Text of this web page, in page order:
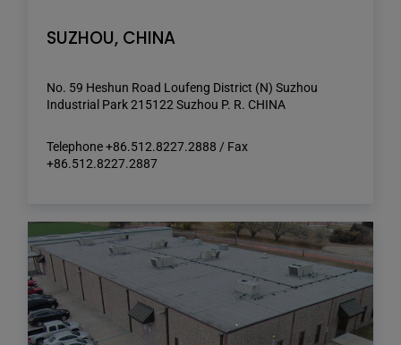
SUZHOU, CHINA
No. 59 Heshun Road Loufeng District (N) Suzhou
Industrial Park 215122 Suzhou P. R. CHINA
Telephone +86.512.8227.2888 / Fax
+86.512.8227.2887